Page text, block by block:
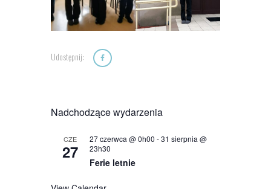
Udostępnij:
Nadchodzące wydarzenia
CZE
27
27 czerwca @ 0h00 -31 sierpnia @
23h30
Ferie letnie